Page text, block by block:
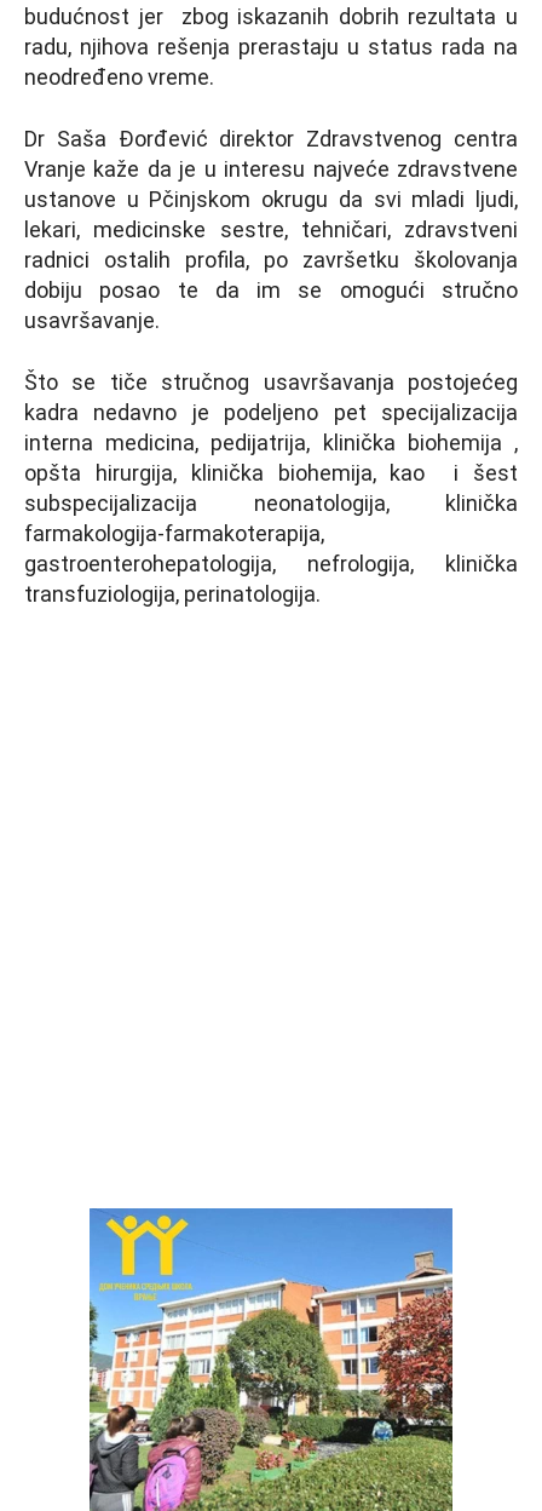
budućnost jer zbog iskazanih dobrih rezultata u
radu, njihova rešenja prerastaju u status rada na
neodređeno vreme.
Dr Saša Đorđević direktor Zdravstvenog centra
Vranje kaže da je u interesu najveće zdravstvene
ustanove u Pčinjskom okrugu da svi mladi ljudi,
lekari, medicinske sestre, tehničari, zdravstveni
radnici ostalih profila, po završetku školovanja
dobiju posao te da im se omogući stručno
usavršavanje.
Što se tiče stručnog usavršavanja postojećeg
kadra nedavno je podeljeno pet specijalizacija
interna medicina, pedijatrija, klinička biohemija ,
opšta hirurgija, klinička biohemija, kao i šest
subspecijalizacija neonatologija, klinička
farmakologija-farmakoterapija,
gastroenterohepatologija, nefrologija, klinička
transfuziologija, perinatologija.